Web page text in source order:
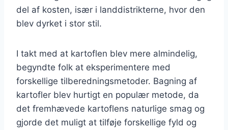
del af kosten, især i landdistrikterne, hvor den
blev dyrket i stor stil.
I takt med at kartoflen blev mere almindelig,
begyndte folk at eksperimentere med
forskellige tilberedningsmetoder. Bagning af
kartofler blev hurtigt en populær metode, da
det fremhævede kartoflens naturlige smag og
gjorde det muligt at tilføje forskellige fyld og